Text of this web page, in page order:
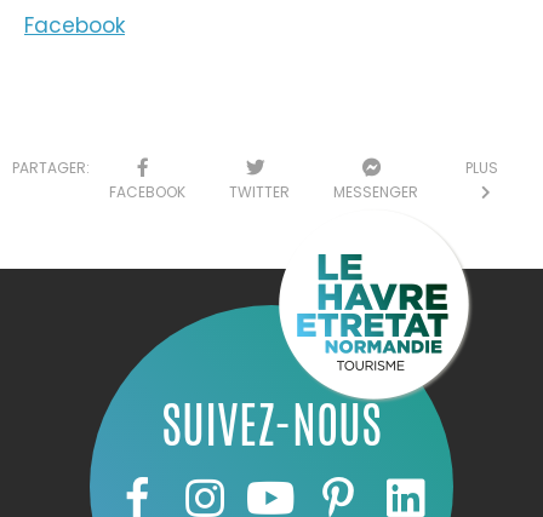
Facebook
PARTAGER:
FACEBOOK
TWITTER MESSENGER
PLUS
SUIVEZ-NOUS